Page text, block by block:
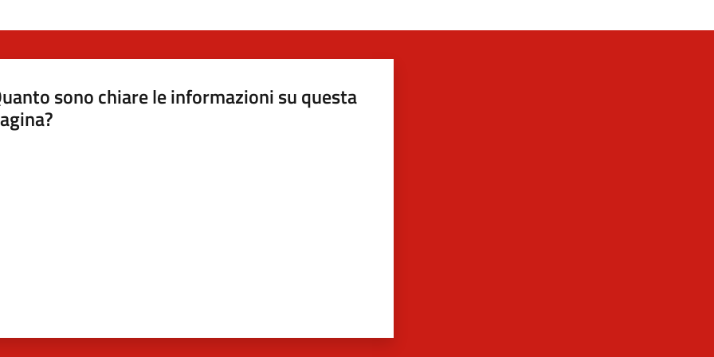
sono chiare le informazioni su questa